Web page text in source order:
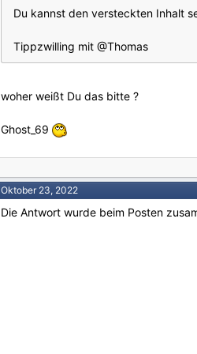
Du kannst den versteckten Inhalt
Tippzwilling mit @Thomas
woher weißt Du das bitte ?
Ghost_69
Oktober 23, 2022
Die Antwort wurde beim Posten